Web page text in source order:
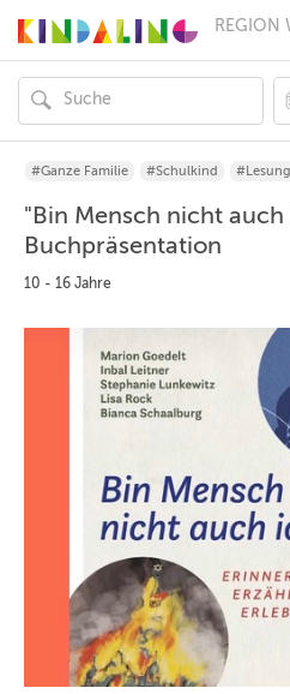
REGION
KÖLN
ESSEN
WIEN
ZÜRICH
ANDERE
#Ganze Familie #Schulkind
"Bin Mensch nicht auch
Buchpräsentation
10 - 16 Jahre